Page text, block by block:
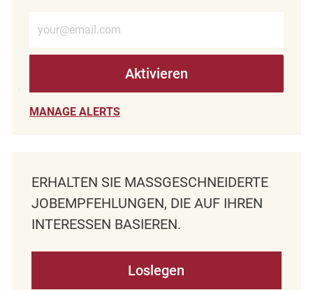
Aktivieren
MANAGE ALERTS
ERHALTEN SIE MASSGESCHNEIDERTE J
OBEMPFEHLUNGEN, DIE AUF IHREN I
NTERESSEN BASIEREN.
Loslegen